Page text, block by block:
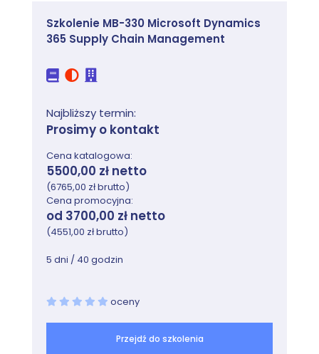
Zarządzanie AD DS
Moduł 2: Zarządzanie obiektami w AD DS
obiektami w AD DS. Dotyczy to tworzenia i
konfigurowania obiektów użytkowników, grup i
komputerów.
Zajęcia
Zarządzanie kontami użytkowników
Zarządzanie grupami w AD DS
Zarządzanie obiektami komputerów w AD
Używanie programu Windows PowerShell do
Wdrażanie i zarządzanie jednostkami
organizacyjnymi
Lab: Zarządzanie obiektami AD DS
Szkolenie MB-330 Microsoft Dynamics
365 Supply Chain Management
Najbliższy termin:
Prosimy o kontakt
Cena katalogowa:
5500,00 zł netto
(6765,00 zł brutto)
Cena promocyjna:
od 3700,00 zł netto
(4551,00 zł brutto)
5 dni / 40 godzin
oceny
Przejdź do szkolenia